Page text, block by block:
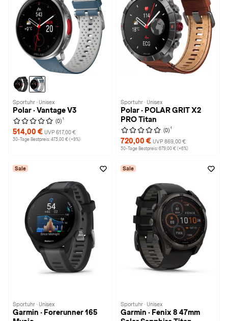
Sportuhr · Unisex
Polar · Vantage V3
(0) 1
514,00 € UVP 617,00 €
30-Tage Bestpreis: 473,00 € (+9%)
Sportuhr · Unisex
Polar · POLAR GRIT X2
PRO Titan
(0) 1
720,00 € UVP 869,00 €
30-Tage Bestpreis: 679,00 € (+6%)
Sale
Sportuhr · Unisex
Garmin · Forerunner 165
Sale
Sportuhr · Unisex
Garmin · Fenix 8 47mm